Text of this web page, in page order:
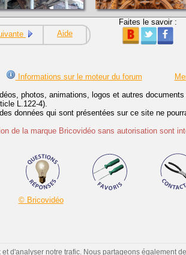
Aide
Faites le savoir :
Informations sur le moteur du forum
photos, animations, logos et autres
L.122-4).
données qui sont présentées sur ce site ne
de la marque Bricovidéo sans autorisation sont
© Bricovidéo
d'analyser notre trafic. Nous partageons également